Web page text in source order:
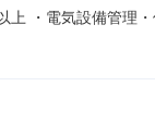
上 ・電気設備管理